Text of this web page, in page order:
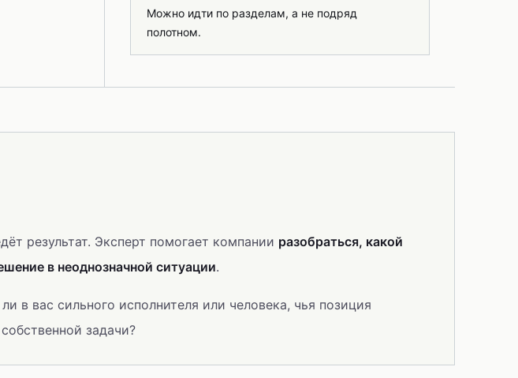
Можно идти по разделам, а не подряд
полотном.
результат. Эксперт помогает компании разобраться, какой
в неоднозначной ситуации.
в вас сильного исполнителя или человека, чья позиция
задачи?